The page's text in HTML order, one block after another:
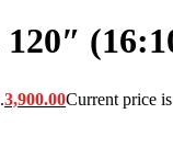
3,900.00Current price